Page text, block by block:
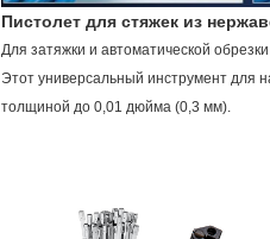
Пистолет для стяжек из
Для затяжки и автоматической
Этот универсальный инструмент для
толщиной до 0,01 дюйма (0,3 мм).